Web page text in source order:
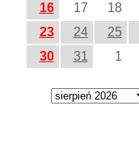
16
17 18
23
24 25
30
31 1